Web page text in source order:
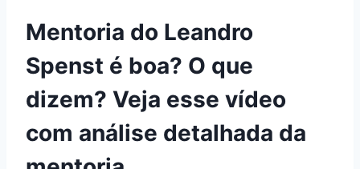
Mentoria do Leandro
Spenst é boa? O que
dizem? Veja esse vídeo
com análise detalhada da